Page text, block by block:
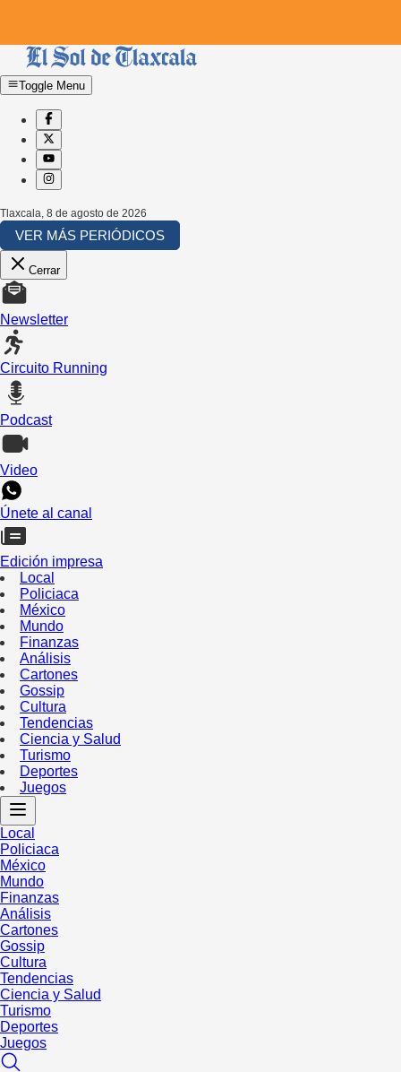
Toggle Menu
Tlaxcala 8 de agosto de 2026
VER MÁS PERIÓDICOS
Cerrar
Newsletter
Circuito Running
Podcast
Video
Únete al canal
Edición impresa
Local
Policiaca
México
Mundo
Finanzas
Análisis
Cartones
Gossip
Cultura
Tendencias
Ciencia y Salud
Turismo
Deportes
Juegos
Local
Policiaca
México
Mundo
Finanzas
Análisis
Cartones
Gossip
Cultura
Tendencias
Ciencia y Salud
Turismo
Deportes
Juegos